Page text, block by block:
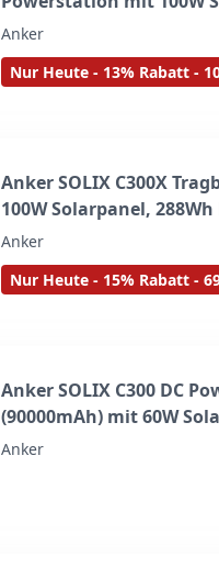
Anker
Nur Heute - 13% Rabatt -
Anker SOLIX C300X
100W Solarpanel, 288Wh
Anker
Nur Heute - 15% Rabatt -
Anker SOLIX C300 DC
(90000mAh) mit 60W
Anker